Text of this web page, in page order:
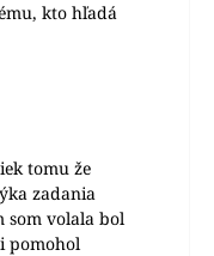
kto hľadá
tomu že
zadania
som volala bol
pomohol